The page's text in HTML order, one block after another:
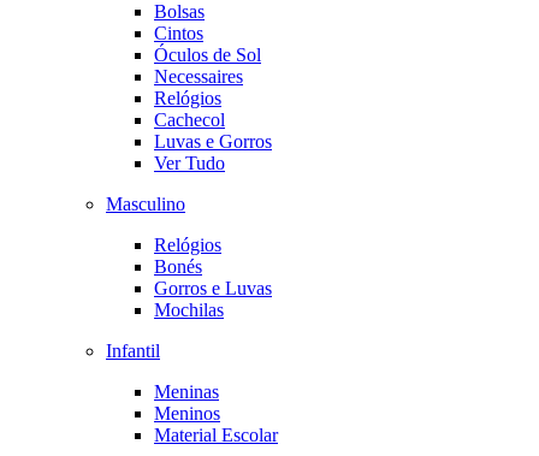
Bolsas
Cintos
Óculos de Sol
Necessaires
Relógios
Cachecol
Luvas e Gorros
Ver Tudo
Masculino
Relógios
Bonés
Gorros e Luvas
Mochilas
Infantil
Meninas
Meninos
Material Escolar